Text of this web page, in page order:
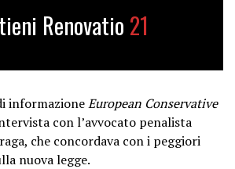
Renovatio 21
informazioneEuropean Conservative
con l’avvocato penalista
che concordava con i peggiori
nuova legge.